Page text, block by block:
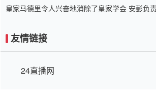
皇家马德里令人兴奋地消除了皇家学会 安彭负
友情链接
24直播网